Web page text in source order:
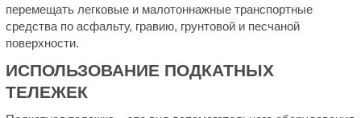
перемещать легковые и малотоннажные транспортные
средства по асфальту, гравию, грунтовой и песчаной
поверхности.
ИСПОЛЬЗОВАНИЕ ПОДКАТНЫХ
ТЕЛЕЖЕК